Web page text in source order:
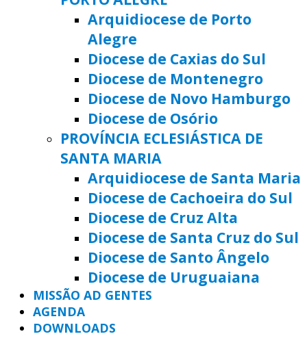
Arquidiocese de Porto
Alegre
Diocese de Caxias do Sul
Diocese de Montenegro
Diocese de Novo Hamburgo
Diocese de Osório
PROVÍNCIA ECLESIÁSTICA DE
SANTA MARIA
Arquidiocese de Santa Maria
Diocese de Cachoeira do Sul
Diocese de Cruz Alta
Diocese de Santa Cruz do Sul
Diocese de Santo Ângelo
Diocese de Uruguaiana
MISSÃO AD GENTES
AGENDA
DOWNLOADS